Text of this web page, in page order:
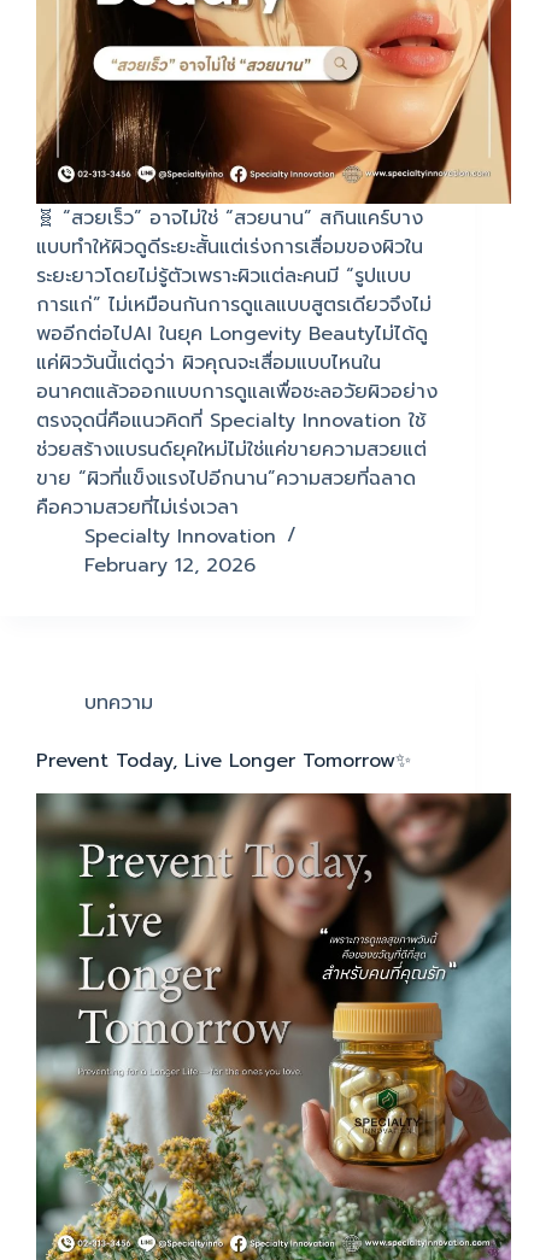
🧬 “สวยเร็ว” อาจไม่ใช่ “สวยนาน” สกินแคร์บาง
แบบทำให้ผิวดูดีระยะสั้นแต่เร่งการเสื่อมของผิวใน
ระยะยาวโดยไม่รู้ตัวเพราะผิวแต่ละคนมี “รูปแบบ
การแก่” ไม่เหมือนกันการดูแลแบบสูตรเดียวจึงไม่
พออีกต่อไปAI ในยุค Longevity Beautyไม่ได้ดู
แค่ผิววันนี้แต่ดูว่า ผิวคุณจะเสื่อมแบบไหนใน
อนาคตแล้วออกแบบการดูแลเพื่อชะลอวัยผิวอย่าง
ตรงจุดนี่คือแนวคิดที่ Specialty Innovation ใช้
ช่วยสร้างแบรนด์ยุคใหม่ไม่ใช่แค่ขายความสวยแต่
ขาย “ผิวที่แข็งแรงไปอีกนาน”ความสวยที่ฉลาด
คือความสวยที่ไม่เร่งเวลา
Specialty Innovation
February 12, 2026
บทความ
Prevent Today, Live Longer Tomorrow✨